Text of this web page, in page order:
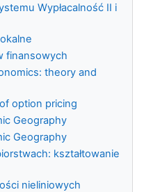
Wypłacalność II i
finansowych
theory and
option pricing
Geography
Geography
kształtowanie
nieliniowych